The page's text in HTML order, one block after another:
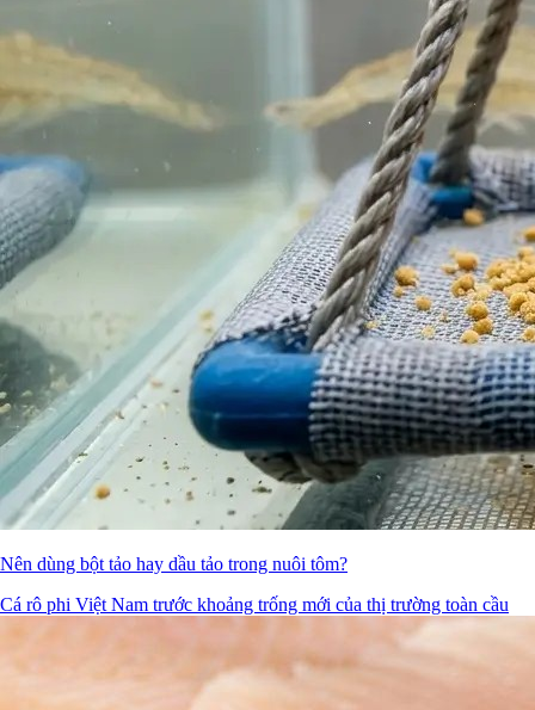
Nên dùng bột tảo hay dầu tảo trong nuôi tôm?
Cá rô phi Việt Nam trước khoảng trống mới của thị trường toàn cầu